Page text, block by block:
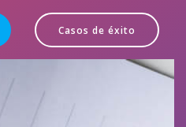
Casos de éxito